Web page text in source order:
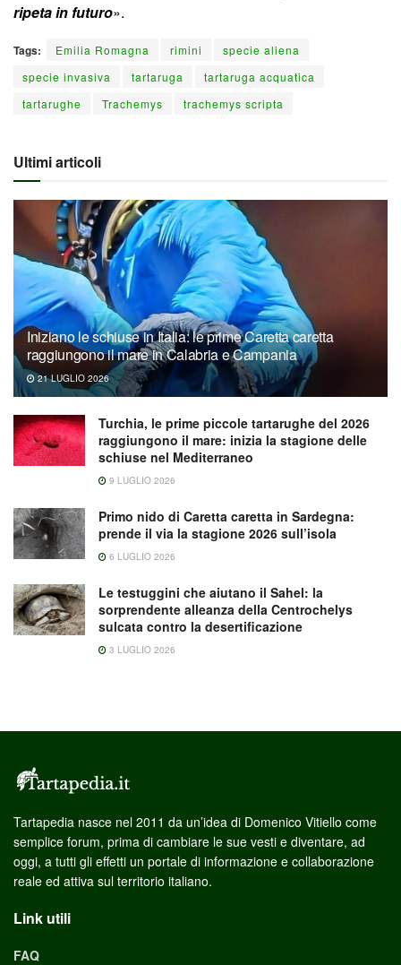
ripeta in futuro».
Tags: Emilia Romagna rimini
specie aliena
specie invasiva
tartaruga
tartaruga acquatica
tartarughe
Trachemys trachemys scripta
Ultimi articoli
Iniziano le schiuse in Italia: le prime Caretta caretta
raggiungono il mare in Calabria e Campania
21 LUGLIO 2026
Turchia, le prime piccole tartarughe del 2026
raggiungono il mare: inizia la stagione delle
schiuse nel Mediterraneo
9 LUGLIO 2026
Primo nido di Caretta caretta in Sardegna:
prende il via la stagione 2026 sull’isola
6 LUGLIO 2026
Le testuggini che aiutano il Sahel: la
sorprendente alleanza della Centrochelys
sulcata contro la desertificazione
3 LUGLIO 2026
Tartapedia nasce nel 2011 da un’idea di Domenico Vitiello come
semplice forum, prima di cambiare le sue vesti e diventare, ad
oggi, a tutti gli effetti un portale di informazione e collaborazione
reale ed attiva sul territorio italiano.
Link utili
FAQ